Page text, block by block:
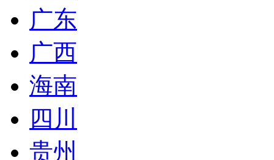
广东
广西
海南
四川
贵州